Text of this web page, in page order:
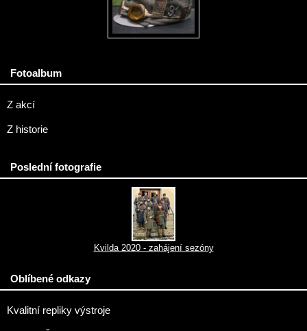
Fotoalbum
Z akcí
Z historie
Poslední fotografie
Kvilda 2020 - zahájení sezóny
Oblíbené odkazy
Kvalitní repliky výstroje